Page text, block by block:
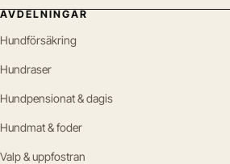
AVDELNINGAR
Hundförsäkring
Hundraser
Hundpensionat & dagis
Hundmat & foder
Valp & uppfostran